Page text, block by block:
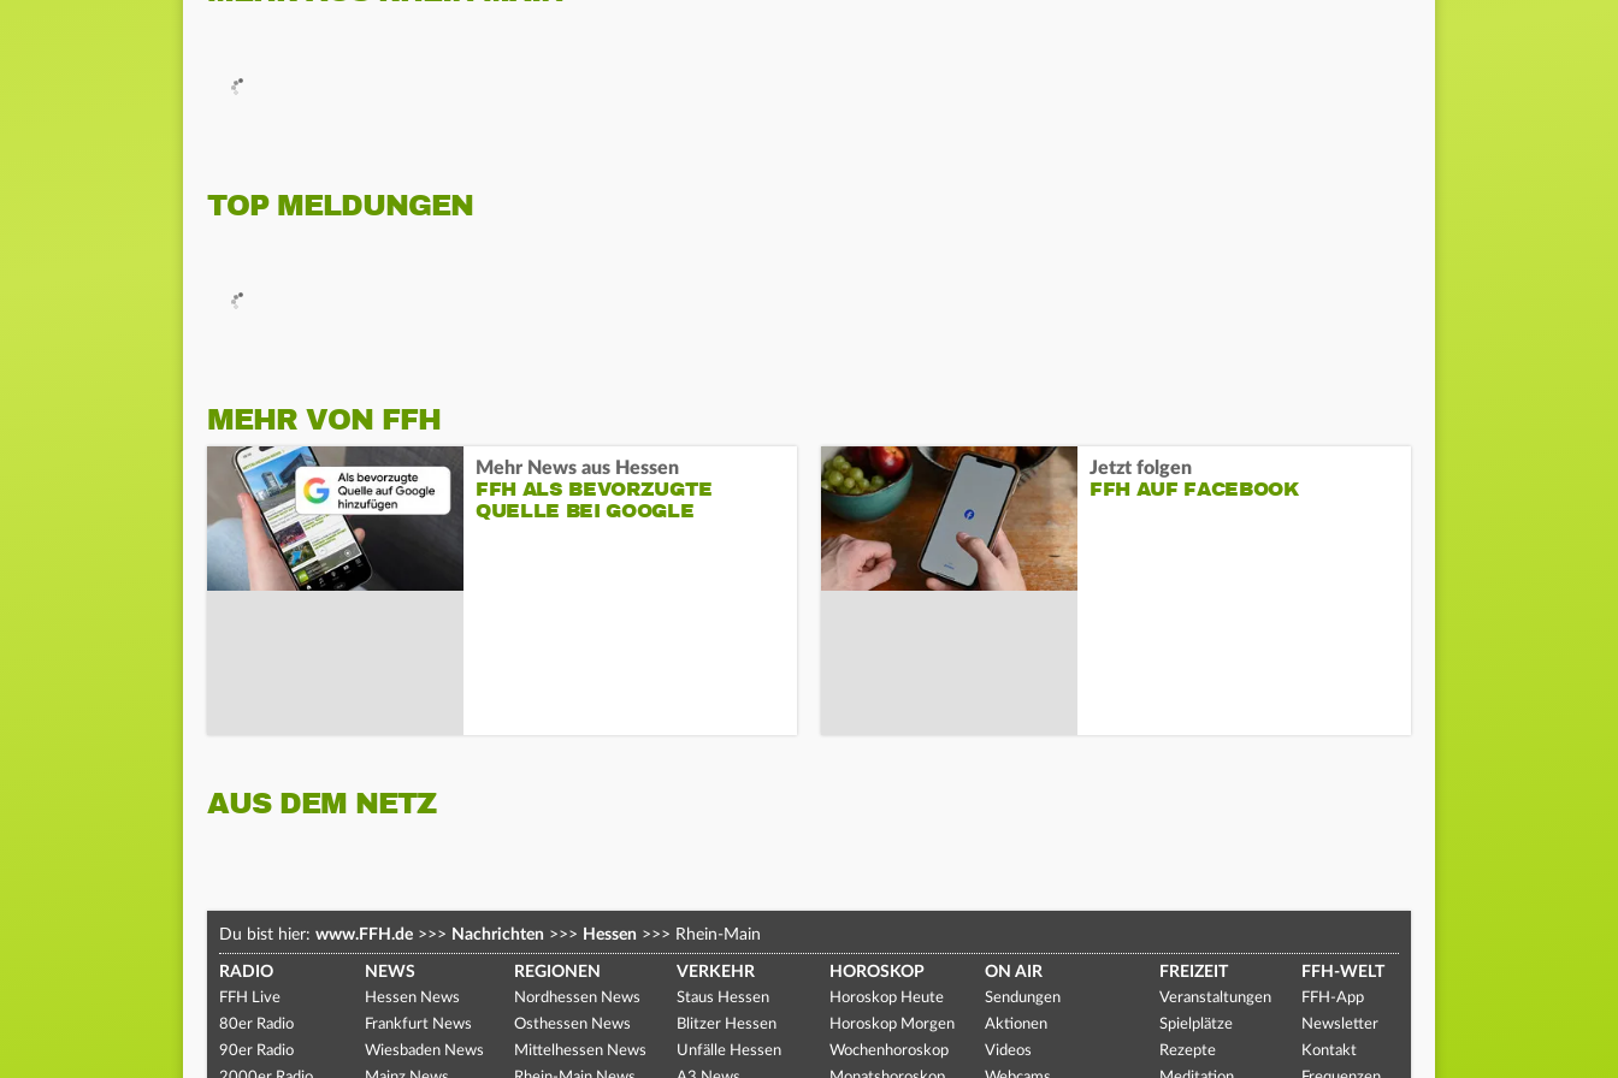
TOP MELDUNGEN
MEHR VON FFH
Mehr News aus Hessen
FFH ALS BEVORZUGTE
QUELLE BEI GOOGLE
Jetzt folgen
FFH AUF FACEBOOK
AUS DEM NETZ
Du bist hier: www.FFH.de >>> Nachrichten >>> Hessen >>> Rhein-Main
RADIO
FFH Live
80er Radio
90er Radio
NEWS
Hessen News
Frankfurt News
Wiesbaden News
REGIONEN
Nordhessen News
Osthessen News
Mittelhessen News
VERKEHR
Staus Hessen
Blitzer Hessen
Unfälle Hessen
HOROSKOP
Horoskop Heute
Horoskop Morgen
Wochenhoroskop
ON AIR
Sendungen
Aktionen
Videos
FREIZEIT
Veranstaltungen
Spielplätze
Rezepte
FFH-WELT
FFH-App
Newsletter
Kontakt